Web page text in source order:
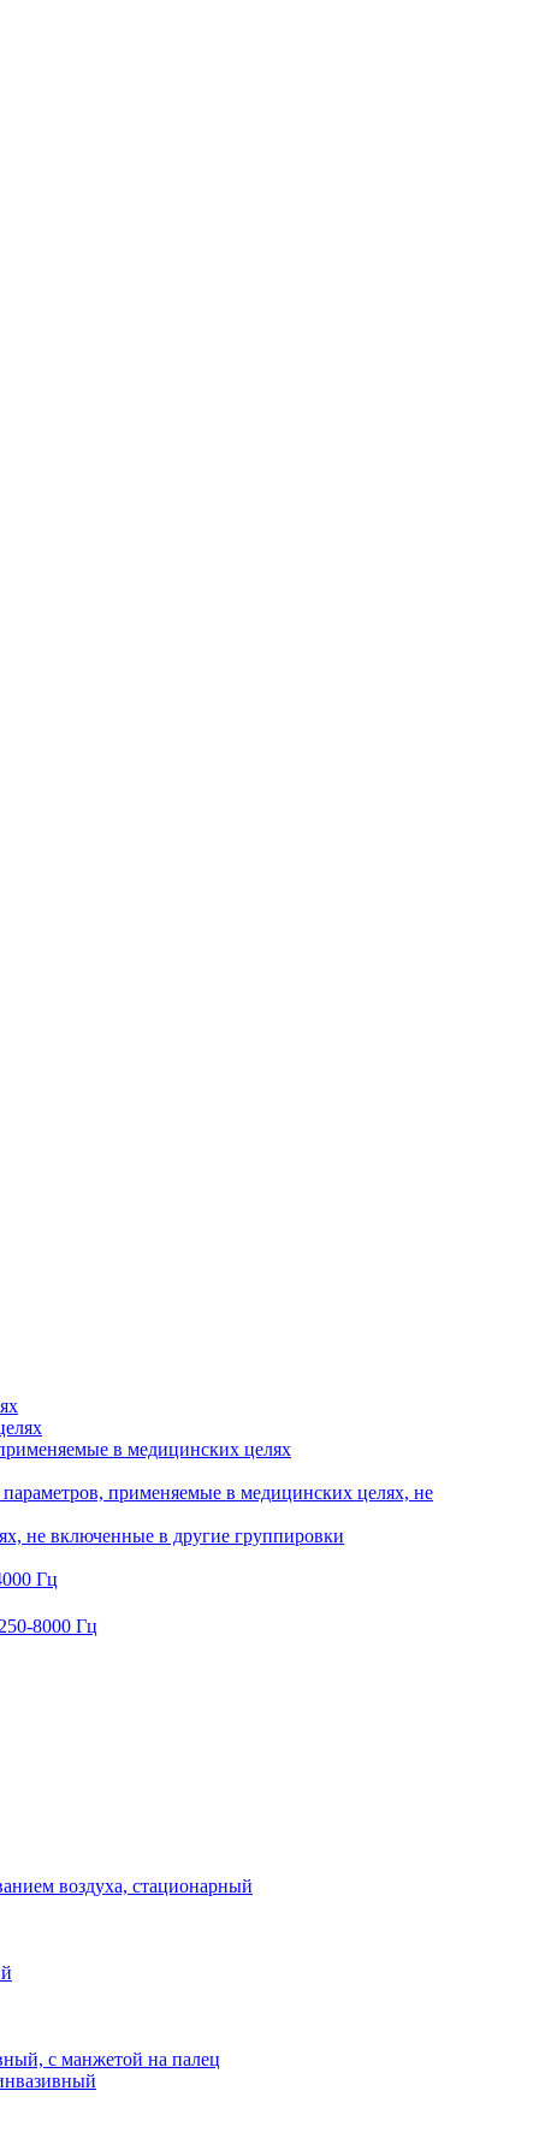
в медицинских целях
применяемые в медицинских целях, не
не включенные в другие группировки
Гц
8000 Гц
воздуха, стационарный
с манжетой на палец